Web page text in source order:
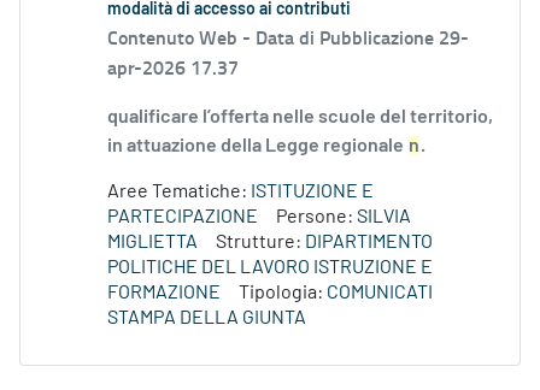
modalità di accesso ai contributi
Contenuto Web - Data di Pubblicazione 29-
apr-2026 17.37
qualificare l’offerta nelle scuole del territorio,
in attuazione della Legge regionale n.
Aree Tematiche: ISTITUZIONE E
PARTECIPAZIONE
Persone: SILVIA
MIGLIETTA
Strutture: DIPARTIMENTO
POLITICHE DEL LAVORO ISTRUZIONE E
FORMAZIONE
Tipologia: COMUNICATI
STAMPA DELLA GIUNTA